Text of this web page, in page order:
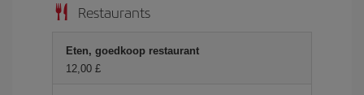
Restaurants
Eten, goedkoop restaurant
12,00 £